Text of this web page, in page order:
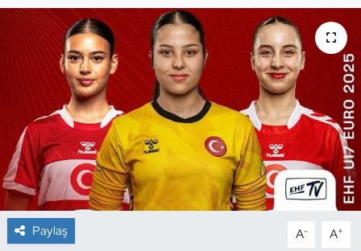
Paylaş A- A+
Buz Pateni
Çim Hokeyi
Cimnastik
Curling
Dağcılık
Dans Sporları